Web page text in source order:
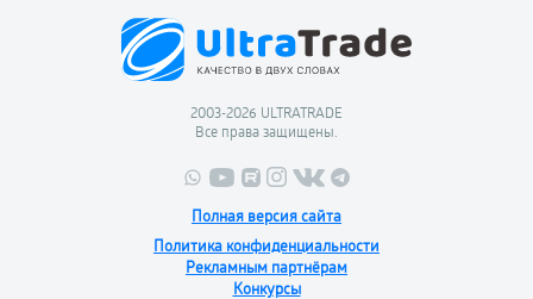
2003-2026 ULTRATRADE
Все права защищены.
Полная версия сайта
Политика конфиденциальности
Рекламным партнёрам
Конкурсы